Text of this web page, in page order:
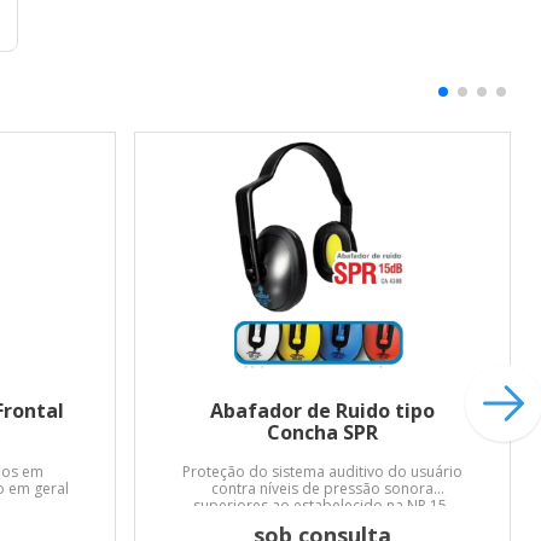
em
em geral
Abafador de Ruido tipo
Concha SPR
Proteção do sistema auditivo do usuário
contra níveis de pressão sonora
superiores ao estabelecido na NR 15.
sob consulta